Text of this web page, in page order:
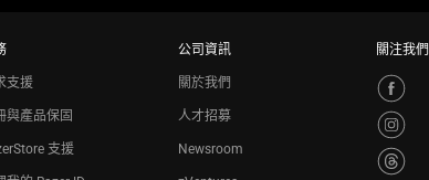
支援
與產品保固
支援
公司資訊
關於我們
人才招募
Newsroom
關注我們